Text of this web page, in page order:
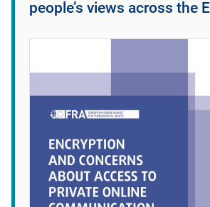
people’s views across the